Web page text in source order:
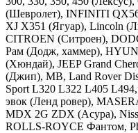
(Шевролет), INFINITI
XJ X351 (Ягуар), Lincoln
CITROEN (Ситроен),
Рам (Додж, хаммер),
(Хюндай), JEEP Grand
(Джип), MB, Land Rover
Sport L320 L322 L405
эвок (Ленд ровер),
MDX 2G ZDX (Асура),
ROLLS-ROYCE Фантом,